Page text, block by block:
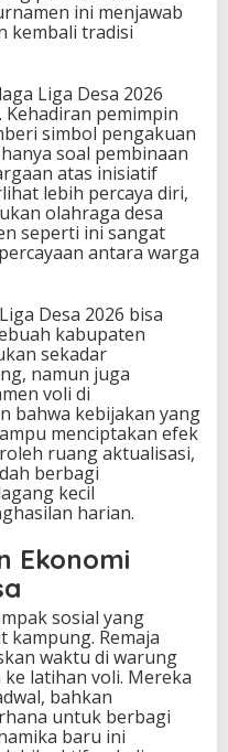
ini menjawab
kembali tradisi
Liga Desa 2026
pemimpin
simbol pengakuan
soal pembinaan
atas inisiatif
lebih percaya diri,
olahraga desa
seperti ini sangat
antara warga
Desa 2026 bisa
kabupaten
sekadar
namun juga
voli di
bahwa kebijakan yang
menciptakan efek
ruang aktualisasi,
berbagi
kecil
harian.
Ekonomi
sosial yang
Remaja
waktu di warung
latihan voli. Mereka
bahkan
untuk berbagi
baru ini